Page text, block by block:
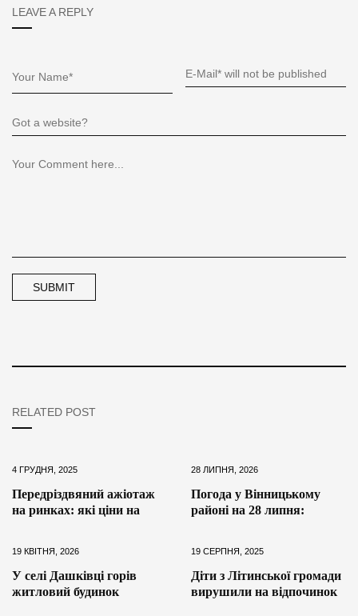
LEAVE A REPLY
RELATED POST
4 ГРУДНЯ, 2025
Передріздвяний ажіотаж
на ринках: які ціни на
28 ЛИПНЯ, 2026
Погода у Вінницькому
районі на 28 липня:
19 КВІТНЯ, 2026
У селі Дашківці горів
житловий будинок
19 СЕРПНЯ, 2025
Діти з Літинської громади
вирушили на відпочинок